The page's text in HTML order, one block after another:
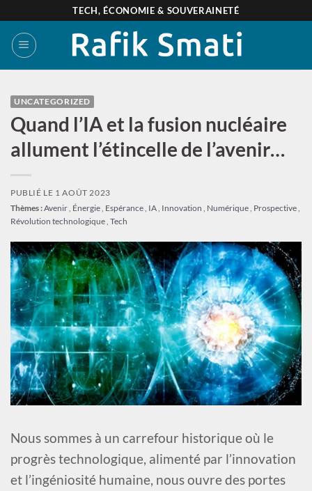
contenu
TECH, ÉCONOMIE & SOUVERAINETÉ
UNCATEGORIZED
Quand l’IA et la fusion nucléaire
allument l’étincelle de l’avenir…
PUBLIÉ LE 1 AOÛT 2023
Thèmes :Avenir, Énergie, Espérance, IA, Innovation , Numérique, Prospective,
Révolution technologique, Tech
Nous sommes à un carrefour historique où le
progrès technologique, alimenté par l’innovation
et l’ingéniosité humaine, nous ouvre des portes